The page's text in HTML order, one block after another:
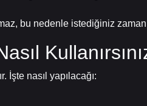
bu nedenle istediğiniz
İşte nasıl yapılacağı: